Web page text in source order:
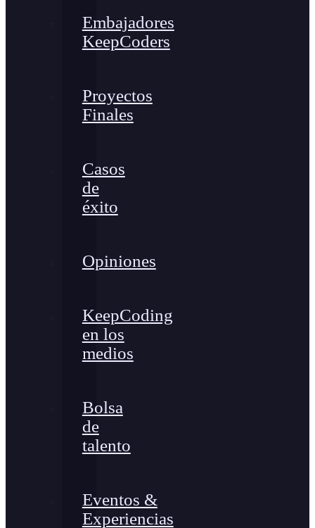
Embajadores
KeepCoders
Proyectos
Finales
Casos
de
éxito
Opiniones
KeepCoding
en los
medios
Bolsa
de
talento
Eventos &
Experiencias